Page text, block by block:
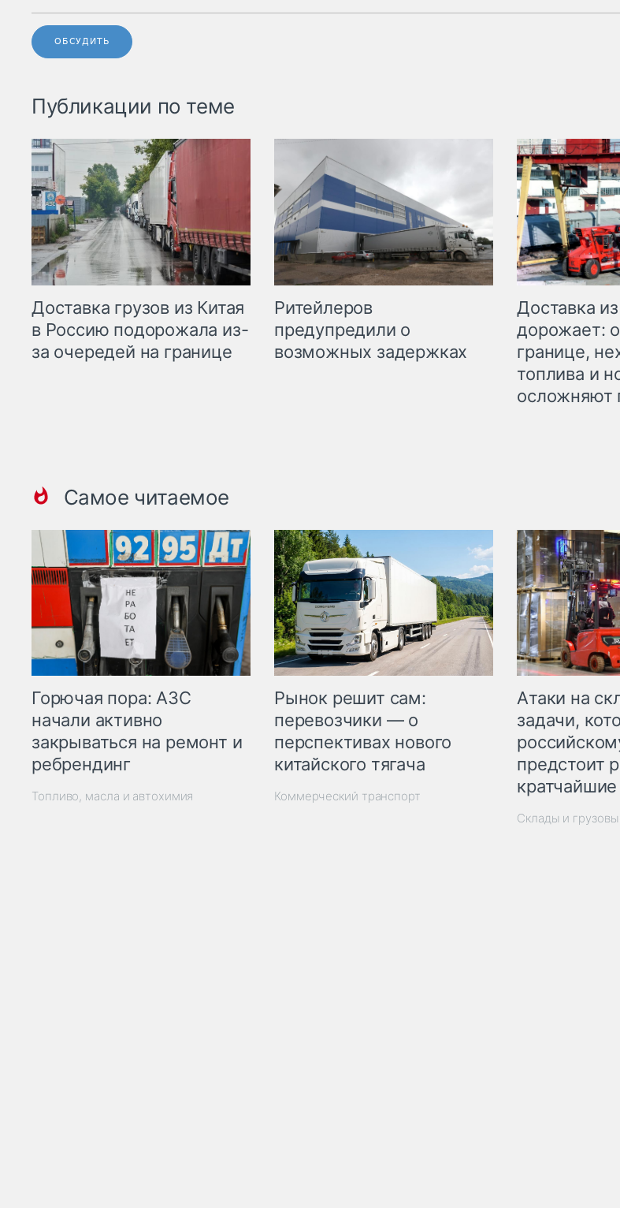
ОБСУДИТЬ
Публикации по теме
Доставка грузов из Китая
в Россию подорожала из-
за очередей на границе
Ритейлеров
предупредили о
возможных задержках
Доставка
дорожает:
границе,
топлива и
осложняют
Самое читаемое
Горючая пора: АЗС
начали активно
закрываться на ремонт и
ребрендинг
Топливо, масла и автохимия
Рынок решит сам:
перевозчики — о
перспективах нового
китайского тягача
Коммерческий транспорт
Атаки на
задачи,
предстоит
Склады и